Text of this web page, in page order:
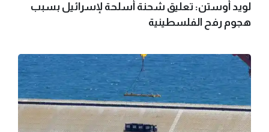
لويد أوستن: تعليق شحنة أسلحة لإسرائيل بسبب
هجوم رفح الفلسطينية